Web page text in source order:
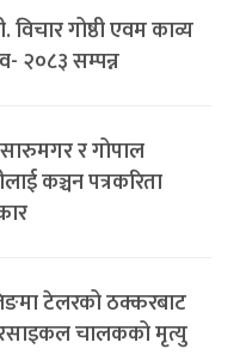
विचार गोष्ठी एवम काव्य
२०८३ सम्पन्न
र गोपाल
कञ्चन पत्रकरिता
टेलरको ठक्करबाट
चालकको मृत्यु